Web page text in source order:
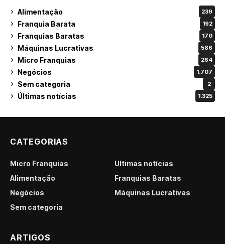
Alimentação 239
Franquia Barata 192
Franquias Baratas 170
Máquinas Lucrativas 586
Micro Franquias 264
Negócios 1.707
Sem categoria 2
Últimas notícias 1.325
CATEGORIAS
Micro Franquias
Últimas notícias
Alimentação
Franquias Baratas
Negócios
Máquinas Lucrativas
Sem categoria
ARTIGOS